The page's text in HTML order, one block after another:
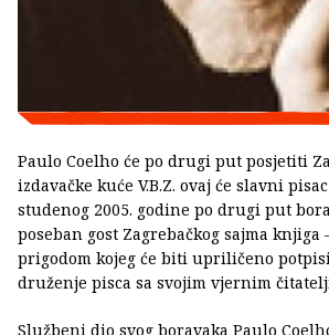
Paulo Coelho će po drugi put posjetiti
izdavačke kuće V.B.Z. ovaj će slavni
studenog 2005. godine po drugi put
poseban gost Zagrebačkog sajma
prigodom kojeg će biti upriličeno
druženje pisca sa svojim vjernim
Službeni dio svog boravaka Paulo